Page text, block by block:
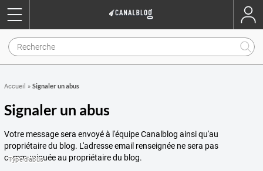
Accueil » Signaler un abus
Signaler un abus
Votre message sera envoyé à l'équipe Canalblog ainsi qu'au
propriétaire du blog. L'adresse email renseignée ne sera pas
communiquée au propriétaire du blog.